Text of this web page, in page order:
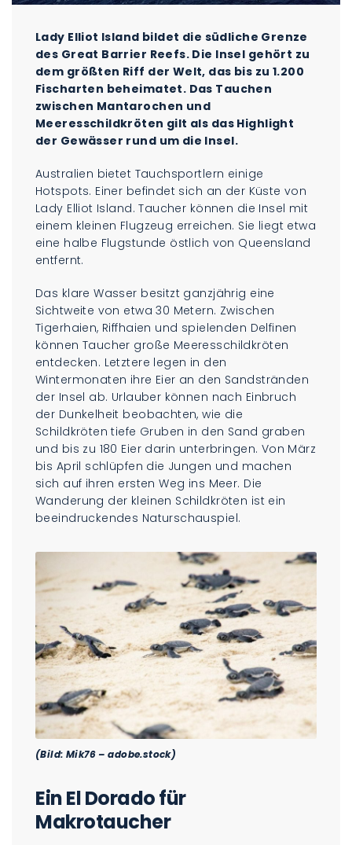
Lady Elliot Island bildet die südliche Grenze
des Great Barrier Reefs. Die Insel gehört zu
dem größten Riff der Welt, das bis zu 1.200
Fischarten beheimatet. Das Tauchen
zwischen Mantarochen und
Meeresschildkröten gilt als das Highlight
der Gewässer rund um die Insel.
Australien bietet Tauchsportlern einige
Hotspots. Einer befindet sich an der Küste von
Lady Elliot Island. Taucher können die Insel mit
einem kleinen Flugzeug erreichen. Sie liegt etwa
eine halbe Flugstunde östlich von Queensland
entfernt.
Das klare Wasser besitzt ganzjährig eine
Sichtweite von etwa 30 Metern. Zwischen
Tigerhaien, Riffhaien und spielenden Delfinen
können Taucher große Meeresschildkröten
entdecken. Letztere legen in den
Wintermonaten ihre Eier an den Sandstränden
der Insel ab. Urlauber können nach Einbruch
der Dunkelheit beobachten, wie die
Schildkröten tiefe Gruben in den Sand graben
und bis zu 180 Eier darin unterbringen. Von März
bis April schlüpfen die Jungen und machen
sich auf ihren ersten Weg ins Meer. Die
Wanderung der kleinen Schildkröten ist ein
beeindruckendes Naturschauspiel.
(Bild: Mik76 – adobe.stock)
Ein El Dorado für
Makrotaucher